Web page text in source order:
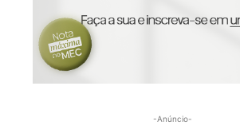
-Anúncio-